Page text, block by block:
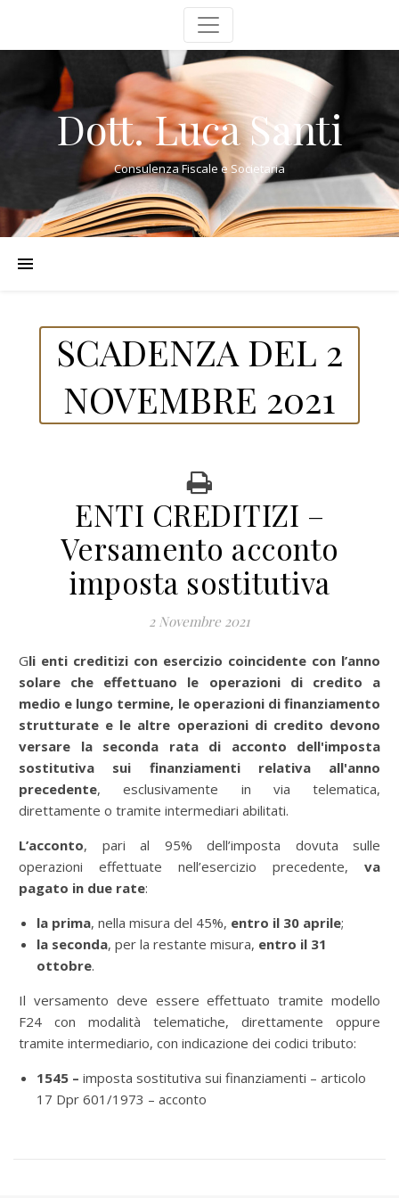
Dott. Luca Santi
Consulenza Fiscale e Societaria
SCADENZA DEL 2
NOVEMBRE 2021
ENTI CREDITIZI –
Versamento acconto
imposta sostitutiva
2 Novembre 2021
Gli enti creditizi con esercizio coincidente con l’anno
solare che effettuano le operazioni di credito a
medio e lungo termine, le operazioni di finanziamento
strutturate e le altre operazioni di credito devono
versare la seconda rata di acconto dell'imposta
sostitutiva sui finanziamenti relativa all'anno
precedente, esclusivamente in via telematica,
direttamente o tramite intermediari abilitati.
L’acconto, pari al 95% dell’imposta dovuta sulle
operazioni effettuate nell’esercizio precedente, va
pagato in due rate:
la prima, nella misura del 45%, entro il 30 aprile;
la seconda, per la restante misura, entro il 31
ottobre.
Il versamento deve essere effettuato tramite modello
F24 con modalità telematiche, direttamente oppure
tramite intermediario, con indicazione dei codici tributo:
1545 – imposta sostitutiva sui finanziamenti – articolo
17 Dpr 601/1973 – acconto